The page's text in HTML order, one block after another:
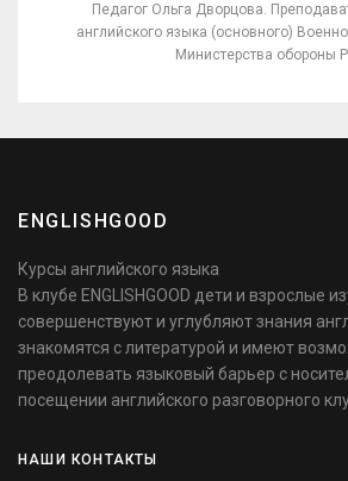
Педагог Ольга Дворцова.
английского языка (основного)
Министерства обороны
ENGLISHGOOD
Курсы английского языка
В клубе ENGLISHGOOD дети и взрослые
совершенствуют и углубляют знания
знакомятся с литературой и имеют
преодолевать языковый барьер с
посещении английского разговорного
НАШИ КОНТАКТЫ